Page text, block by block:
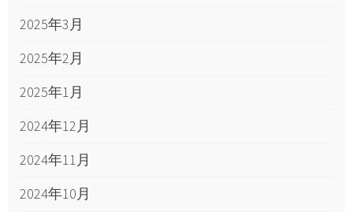
2025年3月
2025年2月
2025年1月
2024年12月
2024年11月
2024年10月